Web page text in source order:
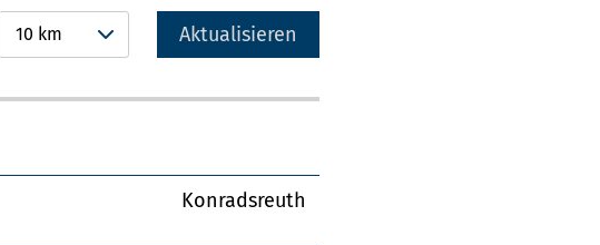
10 km Aktualisieren
Konradsreuth